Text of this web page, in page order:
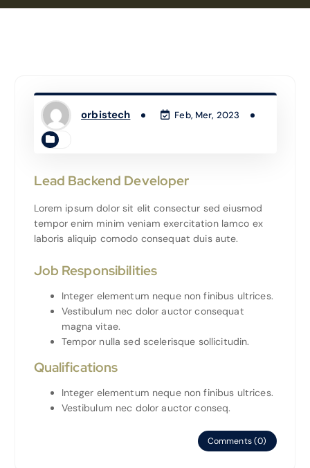
orbistech Feb, Mer, 2023
Lead Backend Developer
Lorem ipsum dolor sit elit consectur sed eiusmod
tempor enim minim veniam exercitation lamco ex
laboris aliquip comodo consequat duis aute.
Job Responsibilities
Integer elementum neque non finibus ultrices.
Vestibulum nec dolor auctor consequat
magna vitae.
Tempor nulla sed scelerisque sollicitudin.
Qualifications
Integer elementum neque non finibus ultrices.
Vestibulum nec dolor auctor conseq.
Comments (0)